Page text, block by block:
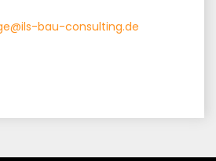
bau-consulting.de